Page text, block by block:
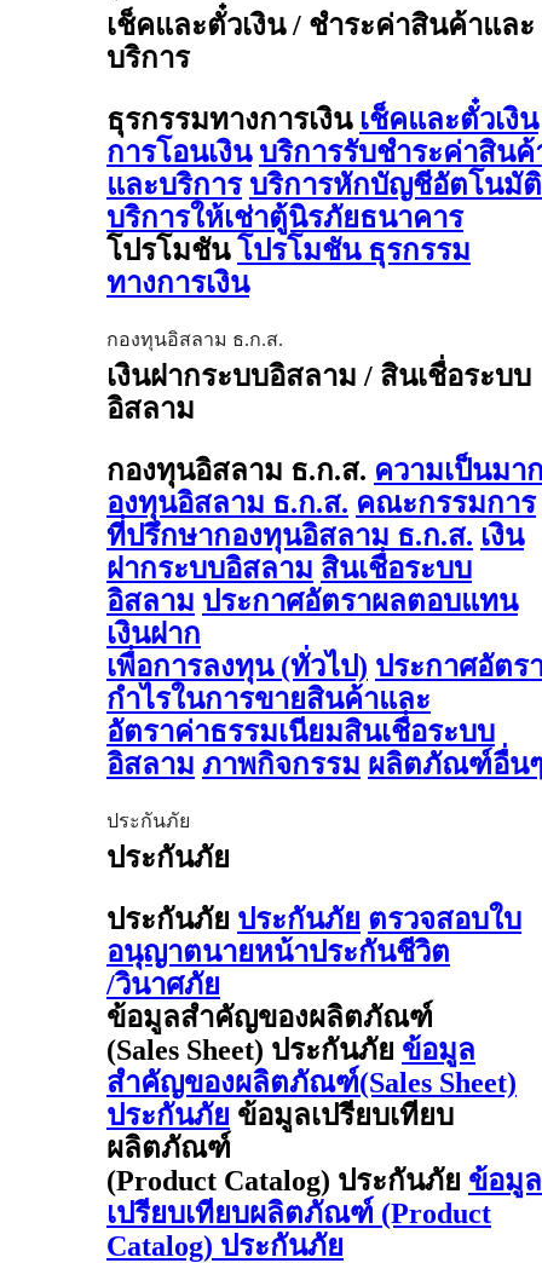
เช็คและตั๋วเงิน / ชำระค่าสินค้าและ
บริการ
ธุรกรรมทางการเงิน เช็คและตั๋วเงิน
การโอนเงิน บริการรับชำระค่าสินค้
และบริการ บริการหักบัญชีอัตโนมัติ
บริการให้เช่าตู้นิรภัยธนาคาร
โปรโมชัน โปรโมชัน ธุรกรรม
ทางการเงิน
กองทุนอิสลาม ธ.ก.ส.
เงินฝากระบบอิสลาม / สินเชื่อระบบ
อิสลาม
กองทุนอิสลาม ธ.ก.ส. ความเป็นมา
องทุนอิสลาม ธ.ก.ส. คณะกรรมการ
ที่ปรึกษากองทุนอิสลาม ธ.ก.ส. เงิน
ฝากระบบอิสลาม สินเชื่อระบบ
อิสลาม ประกาศอัตราผลตอบแทน
เงินฝาก
เพื่อการลงทุน (ทั่วไป) ประกาศอัตร
กำไรในการขายสินค้าและ
อัตราค่าธรรมเนียมสินเชื่อระบบ
อิสลาม ภาพกิจกรรม ผลิตภัณฑ์อื่น
ประกันภัย
ประกันภัย
ประกันภัย ประกันภัย ตรวจสอบใบ
อนุญาตนายหน้าประกันชีวิต
/วินาศภัย
ข้อมูลสำคัญของผลิตภัณฑ์
(Sales Sheet) ประกันภัย ข้อมูล
สำคัญของผลิตภัณฑ์(Sales Sheet)
ประกันภัย ข้อมูลเปรียบเทียบ
ผลิตภัณฑ์
(Product Catalog) ประกันภัย ข้อมูล
เปรียบเทียบผลิตภัณฑ์ (Product
Catalog) ประกันภัย